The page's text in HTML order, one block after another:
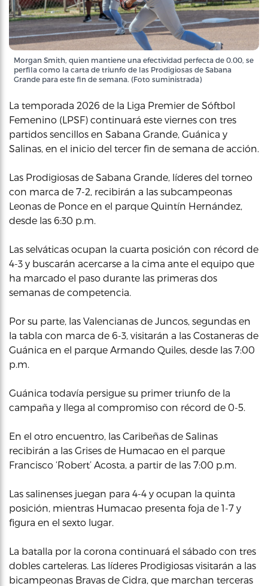
Morgan Smith, quien mantiene una efectividad perfecta de 0.00, se
perfila como la carta de triunfo de las Prodigiosas de Sabana
Grande para este fin de semana. (Foto suministrada)
La temporada 2026 de la Liga Premier de Sóftbol
Femenino (LPSF) continuará este viernes con tres
partidos sencillos en Sabana Grande, Guánica y
Salinas, en el inicio del tercer fin de semana de acción.
Las Prodigiosas de Sabana Grande, líderes del torneo
con marca de 7-2, recibirán a las subcampeonas
Leonas de Ponce en el parque Quintín Hernández,
desde las 6:30 p.m.
Las selváticas ocupan la cuarta posición con récord de
4-3 y buscarán acercarse a la cima ante el equipo que
ha marcado el paso durante las primeras dos
semanas de competencia.
Por su parte, las Valencianas de Juncos, segundas en
la tabla con marca de 6-3, visitarán a las Costaneras de
Guánica en el parque Armando Quiles, desde las 7:00
p.m.
Guánica todavía persigue su primer triunfo de la
campaña y llega al compromiso con récord de 0-5.
En el otro encuentro, las Caribeñas de Salinas
recibirán a las Grises de Humacao en el parque
Francisco ‘Robert’ Acosta, a partir de las 7:00 p.m.
Las salinenses juegan para 4-4 y ocupan la quinta
posición, mientras Humacao presenta foja de 1-7 y
figura en el sexto lugar.
La batalla por la corona continuará el sábado con tres
dobles carteleras. Las líderes Prodigiosas visitarán a las
bicampeonas Bravas de Cidra, que marchan terceras